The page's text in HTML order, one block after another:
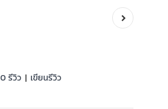
0 รีวิว | เขียนรีวิว